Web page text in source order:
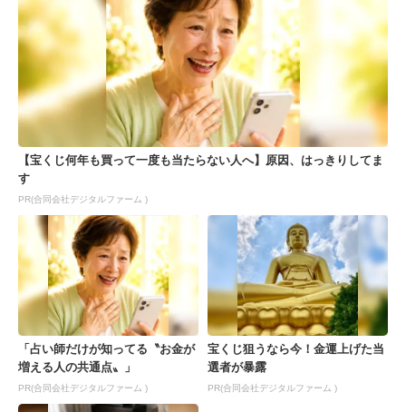
【宝くじ何年も買って一度も当たらない人へ】原因、はっきりしてま
す
PR(合同会社デジタルファーム )
「占い師だけが知ってる〝お金が
増える人の共通点〟」
PR(合同会社デジタルファーム )
宝くじ狙うなら今！金運上げた当
選者が暴露
PR(合同会社デジタルファーム )